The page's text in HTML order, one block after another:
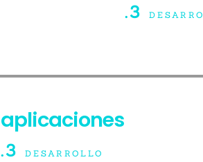
.3
aplicaciones
.3 DESARROLLO